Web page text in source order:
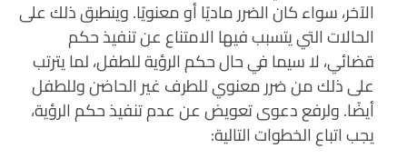
الآخر، سواء كان الضرر ماديًا أو معنويًا. وينطبق ذلك على
الحالات التي يتسبب فيها الامتناع عن تنفيذ حكم
قضائي، لا سيما في حال حكم الرؤية للطفل، لما يترتب
على ذلك من ضرر معنوي للطرف غير الحاضن وللطفل
أيضًا. ولرفع دعوى تعويض عن عدم تنفيذ حكم الرؤية،
يجب اتباع الخطوات التالية: